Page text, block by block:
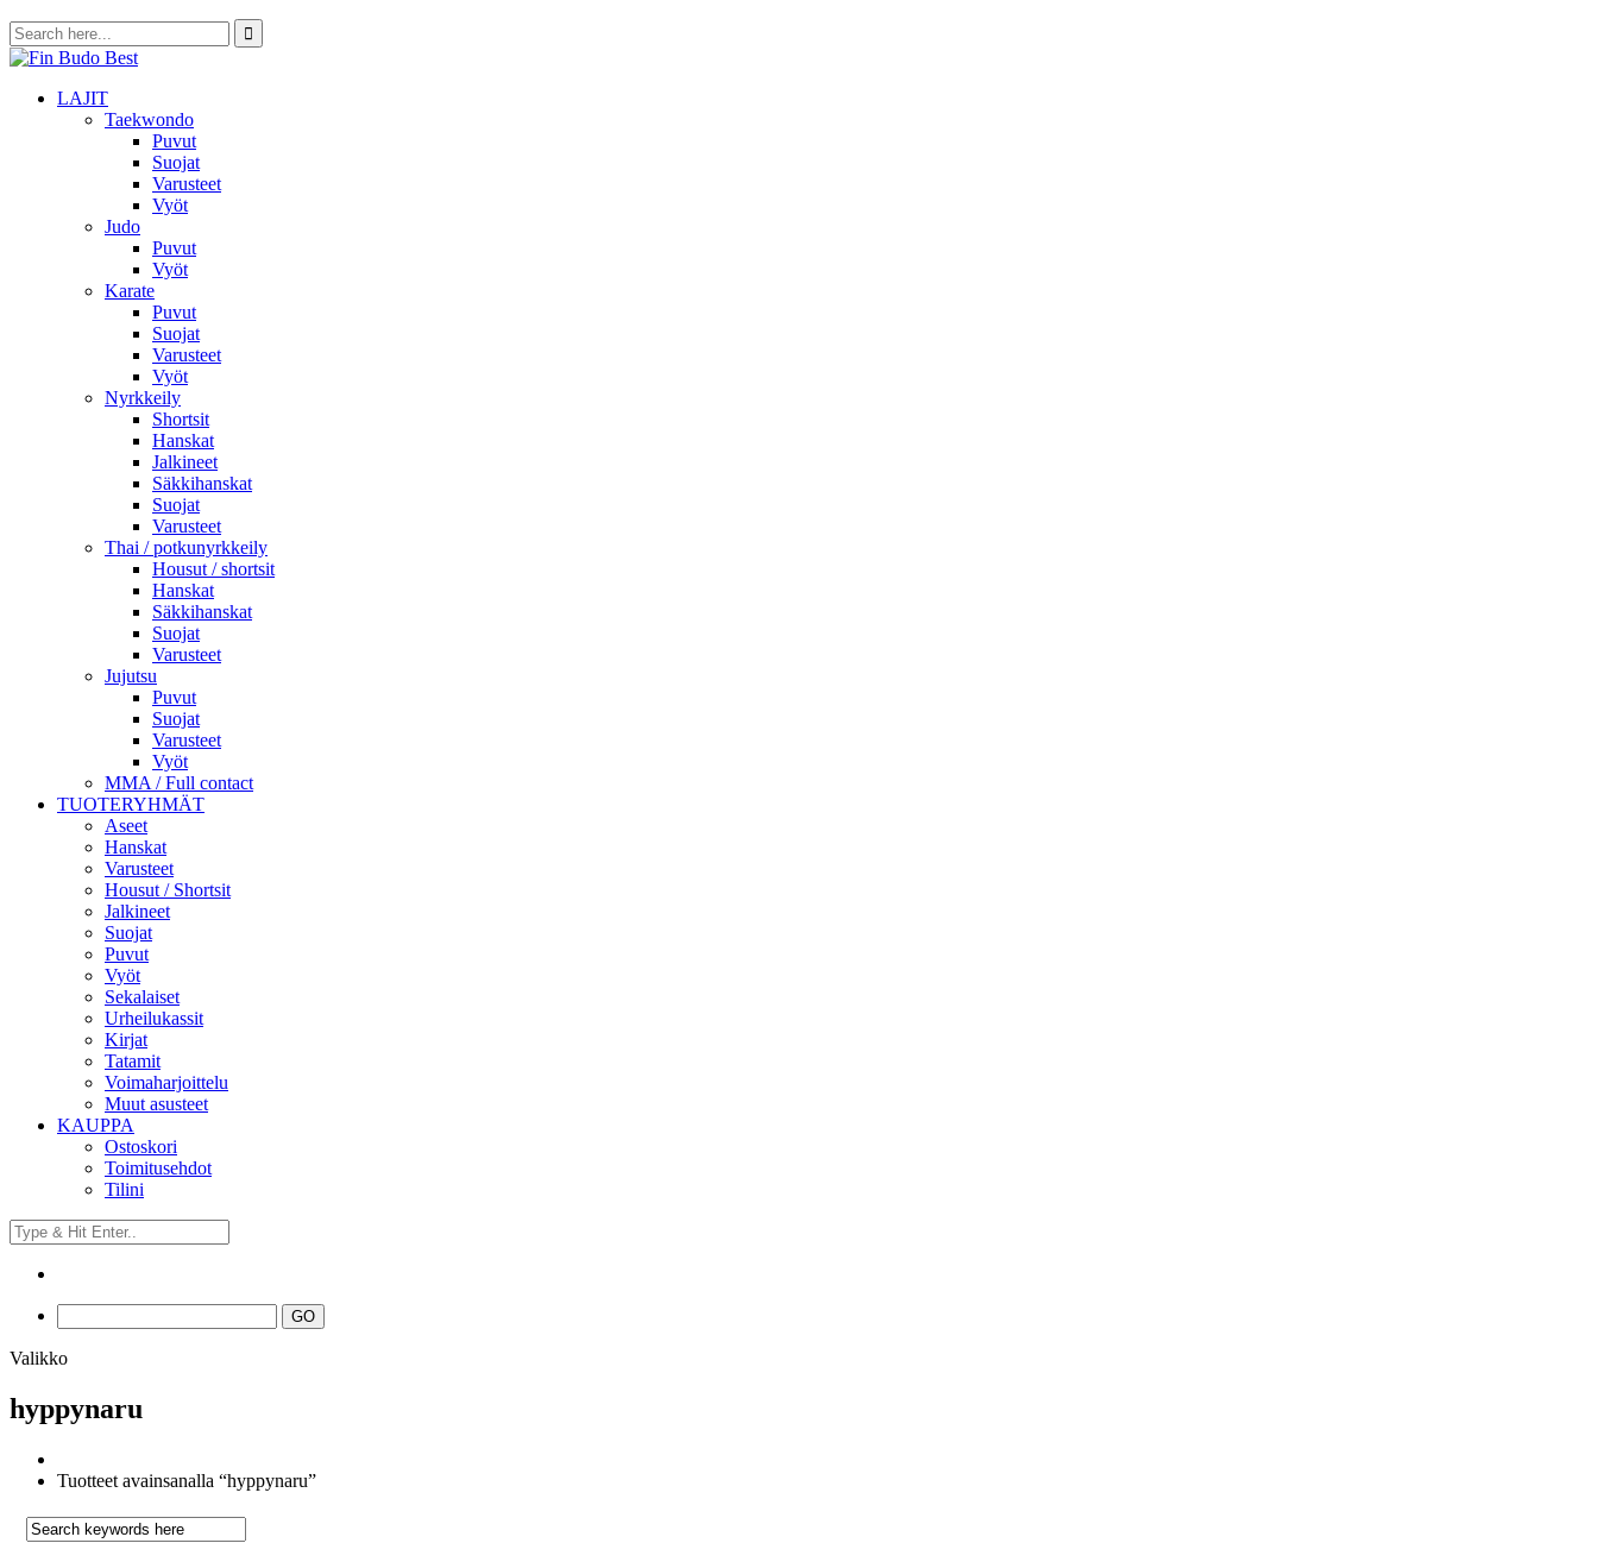
LAJIT
Taekwondo
Puvut
Suojat
Varusteet
Vyöt
Judo
Puvut
Vyöt
Karate
Puvut
Suojat
Varusteet
Vyöt
Nyrkkeily
Shortsit
Hanskat
Jalkineet
Säkkihanskat
Suojat
Varusteet
Thai / potkunyrkkeily
Housut / shortsit
Hanskat
Säkkihanskat
Suojat
Varusteet
Jujutsu
Puvut
Suojat
Varusteet
Vyöt
MMA / Full contact
TUOTERYHMÄT
Aseet
Hanskat
Varusteet
Housut / Shortsit
Jalkineet
Suojat
Puvut
Vyöt
Sekalaiset
Urheilukassit
Kirjat
Tatamit
Voimaharjoittelu
Muut asusteet
KAUPPA
Ostoskori
Toimitusehdot
Tilini
Valikko
hyppynaru
Tuotteet avainsanalla “hyppynaru”